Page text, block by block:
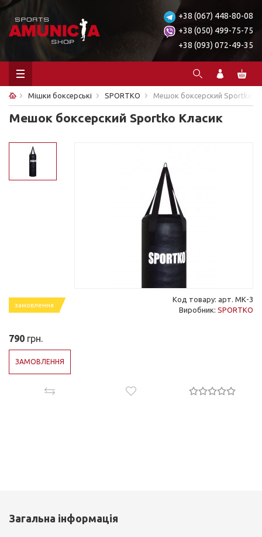
+38 (067) 448-80-08
+38 (050) 499-75-75
+38 (093) 072-49-35
Мішки боксерські SPORTKO Мешок боксерский Sportko
Мешок боксерский Sportko Класик
замовлення
Код товару: арт. МК-3
Виробник: SPORTKO
790 грн.
ЗАМОВЛЕННЯ
Загальна інформація